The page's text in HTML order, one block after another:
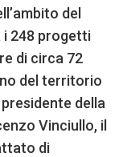
del
i 248 progetti
di circa 72
del territorio
della
Vinciullo, il
di